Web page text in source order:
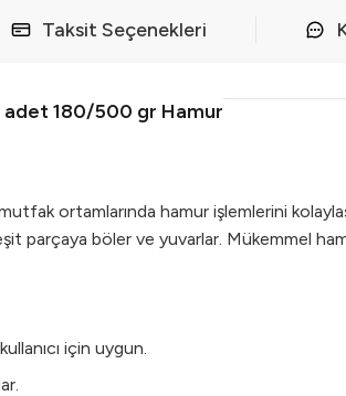
Taksit Seçenekleri
adet 180/500 gr Hamur
ortamlarında hamur işlemlerini
eşit parçaya böler ve yuvarlar. Mükemmel
için uygun.